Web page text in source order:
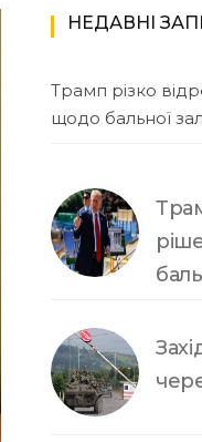
НЕДАВНІ
Трамп різко
щодо бальної